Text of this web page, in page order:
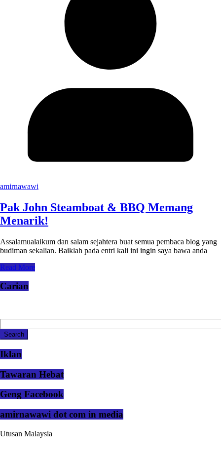
amirnawawi
Pak John Steamboat & BBQ Memang
Menarik!
Assalamualaikum dan salam sejahtera buat semua pembaca blog yang
budiman sekalian. Baiklah pada entri kali ini ingin saya bawa anda
Read More
Carian
Iklan
Tawaran Hebat
Geng Facebook
amirnawawi dot com in media
Utusan Malaysia